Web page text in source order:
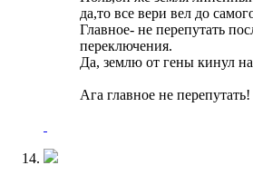
да,то все вери вел до
Главное- не перепутать
переключения.
Да, землю от гены кинул
Ага главное не перепутать!